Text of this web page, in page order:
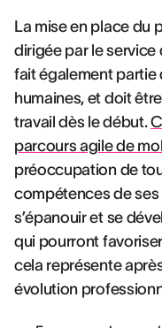
La mise en place du
dirigée par le service
fait également partie
humaines, et doit
travail dès le début.
parcours agile de
préoccupation de
compétences de ses
s’épanouir et se
qui pourront
cela représente
évolution